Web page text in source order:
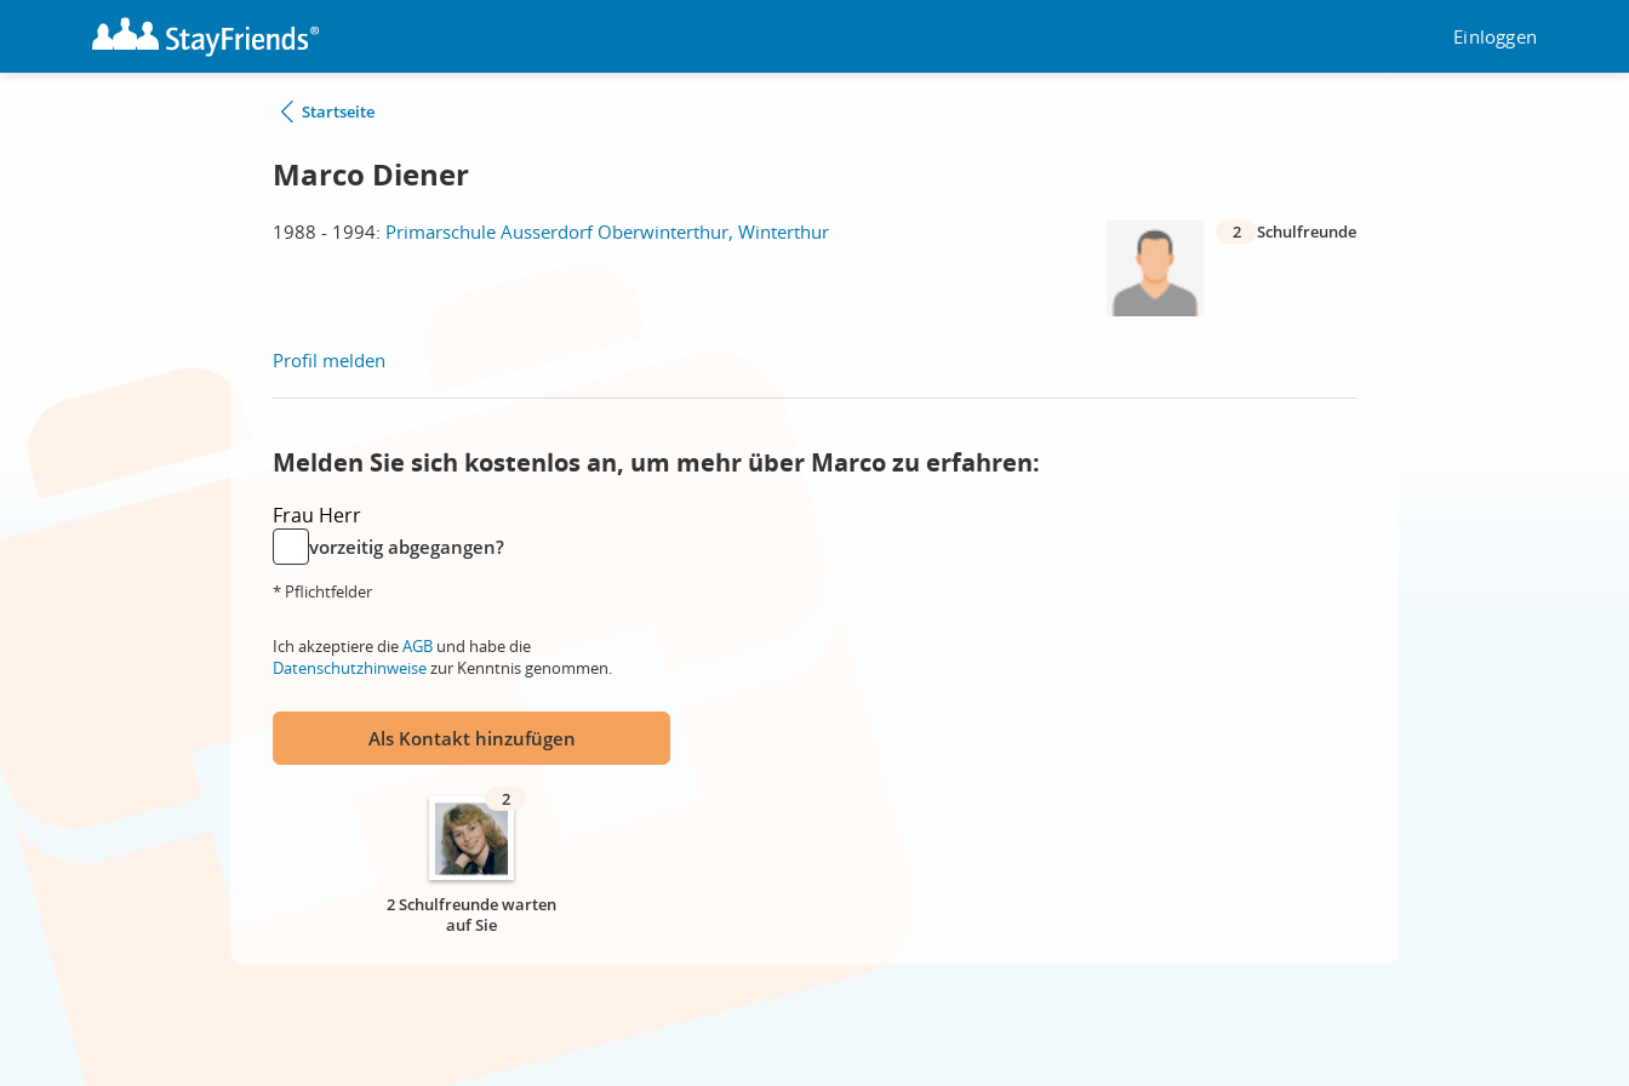
Einloggen
Startseite
Marco Diener
1988 - 1994: Primarschule Ausserdorf Oberwinterthur, Winterthur 2 Schulfreunde
Profil melden
Melden Sie sich kostenlos an, um mehr über Marco zu erfahren:
Frau Herr
vorzeitig abgegangen?
* Pflichtfelder
Ich akzeptiere dieAGB und habe die
Datenschutzhinweisezur Kenntnis genommen.
Als Kontakt hinzufügen
2
2 Schulfreunde warten
auf Sie